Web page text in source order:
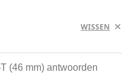
WISSEN